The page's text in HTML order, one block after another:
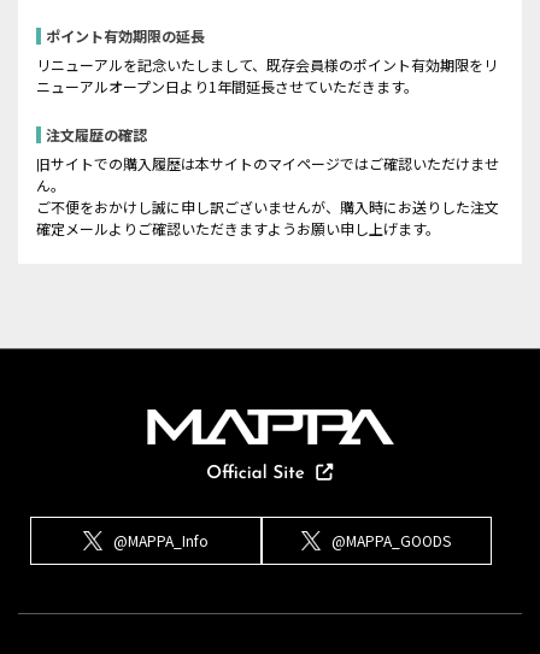
ポイント有効期限の延長
リニューアルを記念いたしまして、既存会員様のポイント有効期限をリ
ニューアルオープン日より1年間延長させていただきます。
注文履歴の確認
旧サイトでの購入履歴は本サイトのマイページではご確認いただけませ
ん。
ご不便をおかけし誠に申し訳ございませんが、購入時にお送りした注文
確定メールよりご確認いただきますようお願い申し上げます。
@MAPPA_Info @MAPPA_GOODS